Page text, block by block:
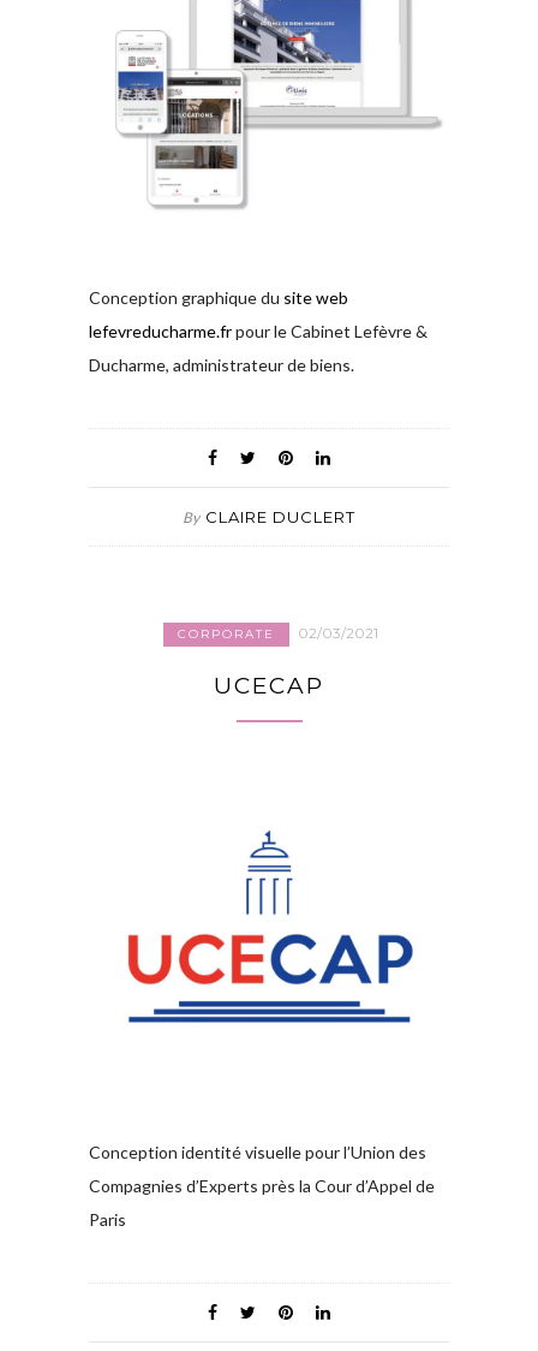
Conception graphique du site web
lefevreducharme.frpour le Cabinet Lefèvre &
Ducharme, administrateur de biens.
By CLAIRE DUCLERT
CORPORATE 02/03/2021
UCECAP
Conception identité visuelle pour l’Union des
Compagnies d’Experts près la Cour d’Appel de
Paris